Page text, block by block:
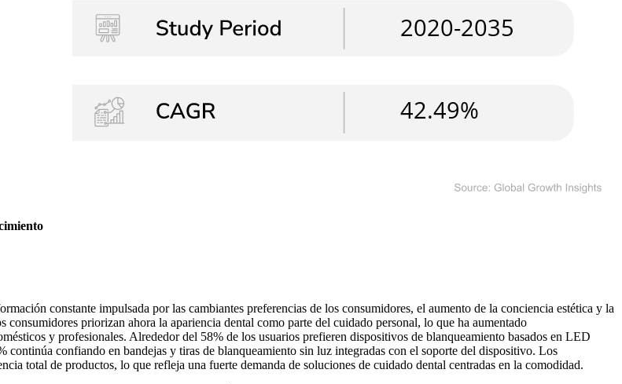
constante impulsada por las cambiantes preferencias de los consumidores, el aumento de la conciencia estética y la
priorizan ahora la apariencia dental como parte del cuidado personal, lo que ha aumentado
y profesionales. Alrededor del 58% de los usuarios prefieren dispositivos de blanqueamiento basados ​​en LED
confiando en bandejas y tiras de blanqueamiento sin luz integradas con el soporte del dispositivo. Los
total de productos, lo que refleja una fuerte demanda de soluciones de cuidado dental centradas en la comodidad.